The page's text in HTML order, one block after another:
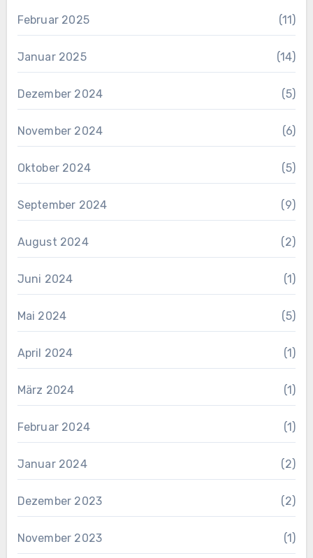
Februar 2025 (11)
Januar 2025 (14)
Dezember 2024 (5)
November 2024 (6)
Oktober 2024 (5)
September 2024 (9)
August 2024 (2)
Juni 2024 (1)
Mai 2024 (5)
April 2024 (1)
März 2024 (1)
Februar 2024 (1)
Januar 2024 (2)
Dezember 2023 (2)
November 2023 (1)